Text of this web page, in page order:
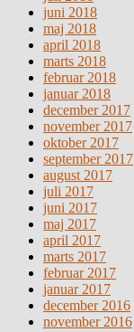
juni 2018
maj 2018
april 2018
marts 2018
februar 2018
januar 2018
december 2017
november 2017
oktober 2017
september 2017
august 2017
juli 2017
juni 2017
maj 2017
april 2017
marts 2017
februar 2017
januar 2017
december 2016
november 2016